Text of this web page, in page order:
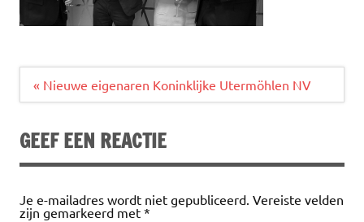
Bericht
« Nieuwe eigenaren Koninklijke Utermöhlen NV
GEEF EEN REACTIE
Je e-mailadres wordt niet gepubliceerd. Vereiste velden
zijn gemarkeerd met *